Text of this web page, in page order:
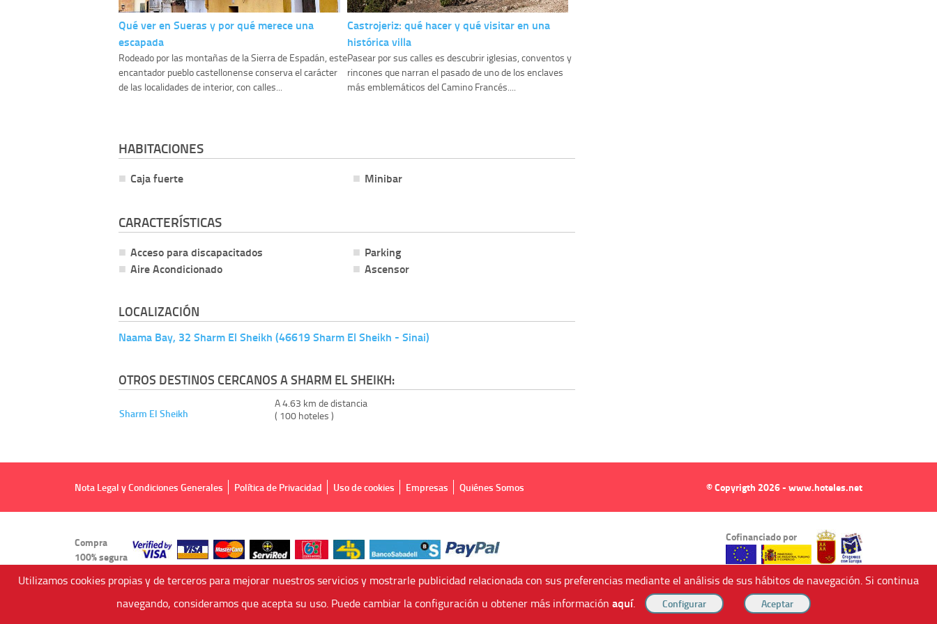
Qué ver en Sueras y por qué merece una
escapada
Rodeado por las montañas de la Sierra de Espadán, este
encantador pueblo castellonense conserva el carácter
de las localidades de interior, con calles...
Castrojeriz: qué hacer y qué visitar en una
histórica villa
Pasear por sus calles es descubrir iglesias, conventos y
rincones que narran el pasado de uno de los enclaves
más emblemáticos del Camino Francés....
HABITACIONES
Caja fuerte Minibar
CARACTERÍSTICAS
Acceso para discapacitados
Aire Acondicionado
Parking
Ascensor
LOCALIZACIÓN
Naama Bay, 32 Sharm El Sheikh (46619 Sharm El Sheikh - Sinai)
OTROS DESTINOS CERCANOS A SHARM EL SHEIKH:
Sharm El Sheikh
A 4.63 km de distancia
( 100 hoteles )
Nota Legal y Condiciones Generales Política de Privacidad Uso de cookies Empresas Quiénes Somos © Copyrigth 2026 - www.hoteles.net
Compra
100% segura
Cofinanciado por
Viajes Anticiclón, S.L. Agencia de Viajes Online - C.I. MU-107-2-25. C/ Mayor nº46 Bajo, CP: 30893, Almendricos (Murcia, Spain).
Utilizamos cookies propias y de terceros para mejorar nuestros servicios y mostrarle publicidad relacionada con sus preferencias mediante el análisis de sus hábitos de navegación. Si continua
navegando, consideramos que acepta su uso. Puede cambiar la configuración u obtener más información aquí.